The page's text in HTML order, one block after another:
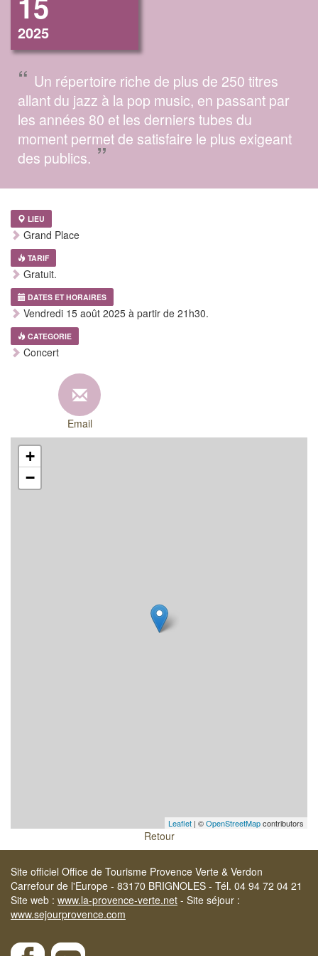
2025
“ Un répertoire riche de plus de 250 titres
allant du jazz à la pop music, en passant par
les années 80 et les derniers tubes du
moment permet de satisfaire le plus exigeant
des publics. ”
LIEU
Grand Place
TARIF
Gratuit.
DATES ET HORAIRES
Vendredi 15 août 2025 à partir de 21h30.
CATEGORIE
Concert
Email
+
−
Leaflet | ©OpenStreetMapcontributors
Retour
Site officiel Office de Tourisme Provence Verte & Verdon
Carrefour de l'Europe - 83170 BRIGNOLES - Tél. 04 94 72 04 21
Site web : www.la-provence-verte.net - Site séjour :
www.sejourprovence.com